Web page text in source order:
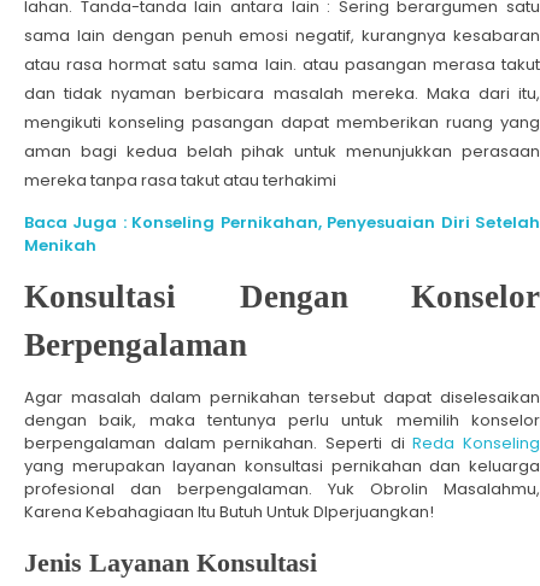
lahan. Tanda-tanda lain antara lain : Sering berargumen satu
sama lain dengan penuh emosi negatif, kurangnya kesabaran
atau rasa hormat satu sama lain. atau pasangan merasa takut
dan tidak nyaman berbicara masalah mereka. Maka dari itu,
mengikuti konseling pasangan dapat memberikan ruang yang
aman bagi kedua belah pihak untuk menunjukkan perasaan
mereka tanpa rasa takut atau terhakimi
Baca Juga : Konseling Pernikahan, Penyesuaian Diri Setelah
Menikah
Konsultasi Dengan Konselor
Berpengalaman
Agar masalah dalam pernikahan tersebut dapat diselesaikan
dengan baik, maka tentunya perlu untuk memilih konselor
berpengalaman dalam pernikahan. Seperti diReda Konseling
yang merupakan layanan konsultasi pernikahan dan keluarga
profesional dan berpengalaman. Yuk Obrolin Masalahmu,
Karena Kebahagiaan Itu Butuh Untuk DIperjuangkan!
Jenis Layanan Konsultasi